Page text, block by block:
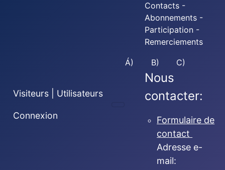
Visiteurs | Utilisateurs
Connexion
Contacts -
Abonnements -
Participation -
Remerciements
Á) B) C)
Nous
contacter:
Formulaire de
contact
Adresse e-
mail: